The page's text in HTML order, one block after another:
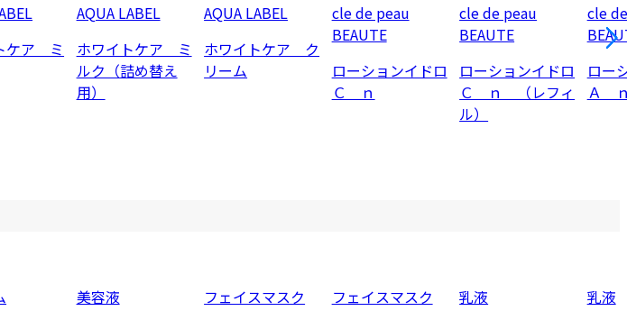
ケア ミ
AQUA LABEL
ホワイトケア ミ
ルク（詰め替え
用）
AQUA LABEL
ホワイトケア ク
リーム
cle de peau
BEAUTE
ローションイドロ
Ｃ ｎ
cle de peau
BEAUTE
ローションイドロ
Ｃ ｎ （レフィ
ル）
cle
ロー
Ａ
美容液
フェイスマスク
フェイスマスク
乳液
乳液